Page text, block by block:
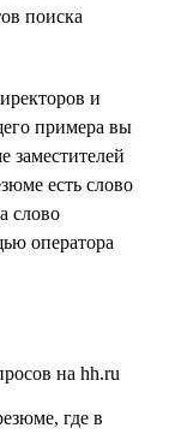
поиска
и
примера вы
заместителей
есть слово
слово
оператора
где в